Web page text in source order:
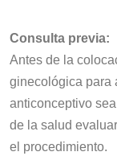
Consulta previa:
Antes de la
ginecológica para
anticonceptivo
de la salud
el procedimiento.